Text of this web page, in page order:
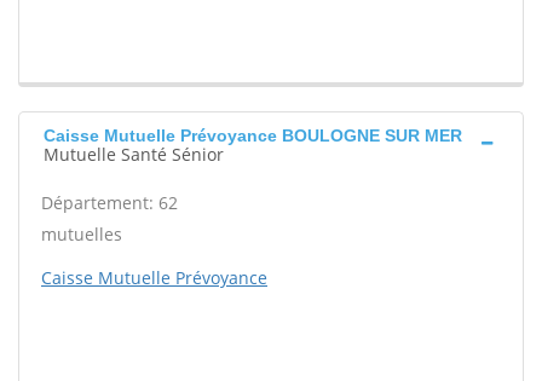
Caisse Mutuelle Prévoyance BOULOGNE SUR MER
Mutuelle Santé Sénior
Département: 62
mutuelles
Caisse Mutuelle Prévoyance